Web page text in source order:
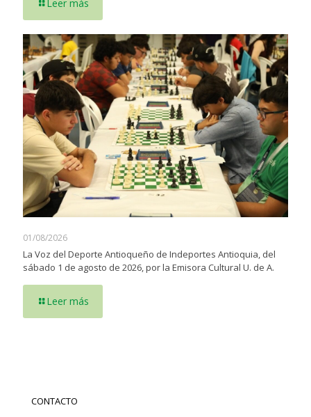
Leer más
01/08/2026
La Voz del Deporte Antioqueño de Indeportes Antioquia, del
sábado 1 de agosto de 2026, por la Emisora Cultural U. de A.
Leer más
CONTACTO